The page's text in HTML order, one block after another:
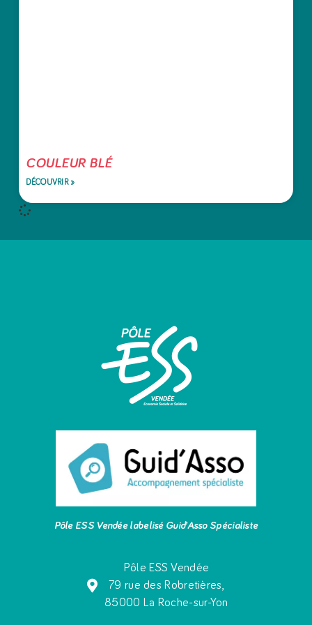
COULEUR BLÉ
DÉCOUVRIR »
Pôle ESS Vendée labelisé Guid’Asso Spécialiste
Pôle ESS Vendée
79 rue des Robretières,
85000 La Roche-sur-Yon